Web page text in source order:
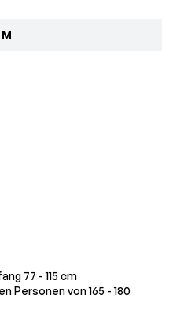
M
77 - 115 cm
Personen von 165 - 180